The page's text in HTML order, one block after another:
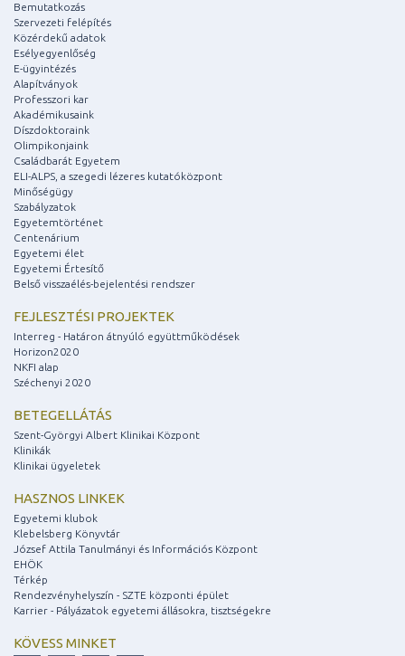
Bemutatkozás
Szervezeti felépítés
Közérdekű adatok
Esélyegyenlőség
E-ügyintézés
Alapítványok
Professzori kar
Akadémikusaink
Díszdoktoraink
Olimpikonjaink
Családbarát Egyetem
ELI-ALPS, a szegedi lézeres kutatóközpont
Minőségügy
Szabályzatok
Egyetemtörténet
Centenárium
Egyetemi élet
Egyetemi Értesítő
Belső visszaélés-bejelentési rendszer
FEJLESZTÉSI PROJEKTEK
Interreg - Határon átnyúló együttműködések
Horizon2020
NKFI alap
Széchenyi 2020
BETEGELLÁTÁS
Szent-Györgyi Albert Klinikai Központ
Klinikák
Klinikai ügyeletek
HASZNOS LINKEK
Egyetemi klubok
Klebelsberg Könyvtár
József Attila Tanulmányi és Információs Központ
EHÖK
Térkép
Rendezvényhelyszín - SZTE központi épület
Karrier - Pályázatok egyetemi állásokra, tisztségekre
KÖVESS MINKET